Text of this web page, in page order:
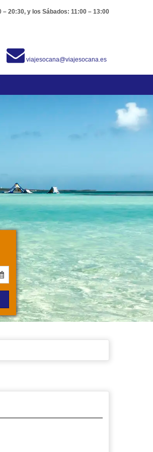
20:30, y los Sábados: 11:00 – 13:00
viajesocana@viajesocana.es